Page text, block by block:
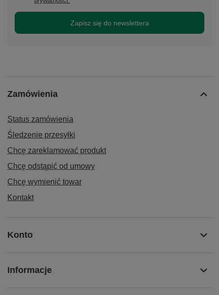
Zapisz się do newslettera
Zamówienia
Status zamówienia
Śledzenie przesyłki
Chcę zareklamować produkt
Chcę odstąpić od umowy
Chcę wymienić towar
Kontakt
Konto
Informacje